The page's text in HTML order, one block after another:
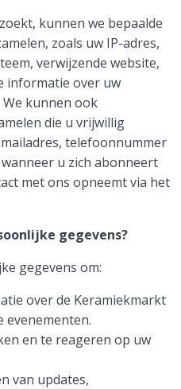
kunnen we bepaalde
zoals uw IP-adres,
verwijzende website,
informatie over uw
kunnen ook
die u vrijwillig
telefoonnummer
u zich abonneert
met ons opneemt via het
gegevens?
gegevens om:
over de Keramiekmarkt
evenementen.
en te reageren op uw
van updates,